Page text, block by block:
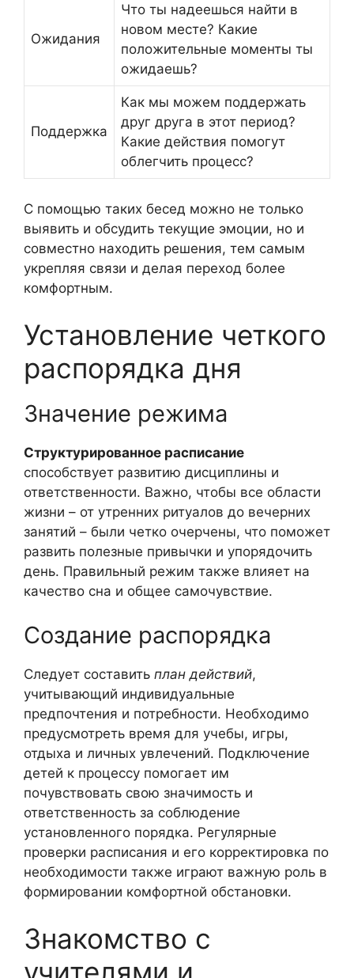
Ожидания
Что ты надеешься найти в
новом месте? Какие
положительные моменты ты
ожидаешь?
Поддержка
Как мы можем поддержать
друг друга в этот период?
Какие действия помогут
облегчить процесс?
С помощью таких бесед можно не только
выявить и обсудить текущие эмоции, но и
совместно находить решения, тем самым
укрепляя связи и делая переход более
комфортным.
Установление четкого
распорядка дня
Значение режима
Структурированное расписание
способствует развитию дисциплины и
ответственности. Важно, чтобы все области
жизни – от утренних ритуалов до вечерних
занятий – были четко очерчены, что поможет
развить полезные привычки и упорядочить
день. Правильный режим также влияет на
качество сна и общее самочувствие.
Создание распорядка
Следует составить план действий,
учитывающий индивидуальные
предпочтения и потребности. Необходимо
предусмотреть время для учебы, игры,
отдыха и личных увлечений. Подключение
детей к процессу помогает им
почувствовать свою значимость и
ответственность за соблюдение
установленного порядка. Регулярные
проверки расписания и его корректировка по
необходимости также играют важную роль в
формировании комфортной обстановки.
Знакомство с